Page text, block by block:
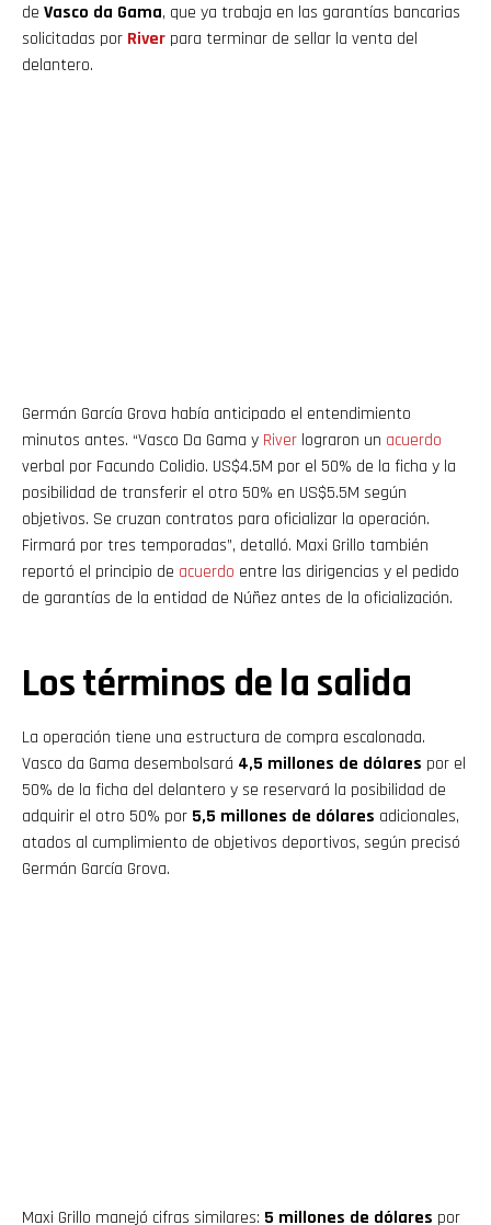
de Vasco da Gama, que ya trabaja en las garantías bancarias
solicitadas por River para terminar de sellar la venta del
delantero.
Germán García Grova había anticipado el entendimiento
minutos antes. “Vasco Da Gama y River lograron un acuerdo
verbal por Facundo Colidio. US$4.5M por el 50% de la ficha y la
posibilidad de transferir el otro 50% en US$5.5M según
objetivos. Se cruzan contratos para oficializar la operación.
Firmará por tres temporadas”, detalló. Maxi Grillo también
reportó el principio de acuerdo entre las dirigencias y el pedido
de garantías de la entidad de Núñez antes de la oficialización.
Los términos de la salida
La operación tiene una estructura de compra escalonada.
Vasco da Gama desembolsará 4,5 millones de dólares por el
50% de la ficha del delantero y se reservará la posibilidad de
adquirir el otro 50% por 5,5 millones de dólares adicionales,
atados al cumplimiento de objetivos deportivos, según precisó
Germán García Grova.
Maxi Grillo manejó cifras similares: 5 millones de dólares por